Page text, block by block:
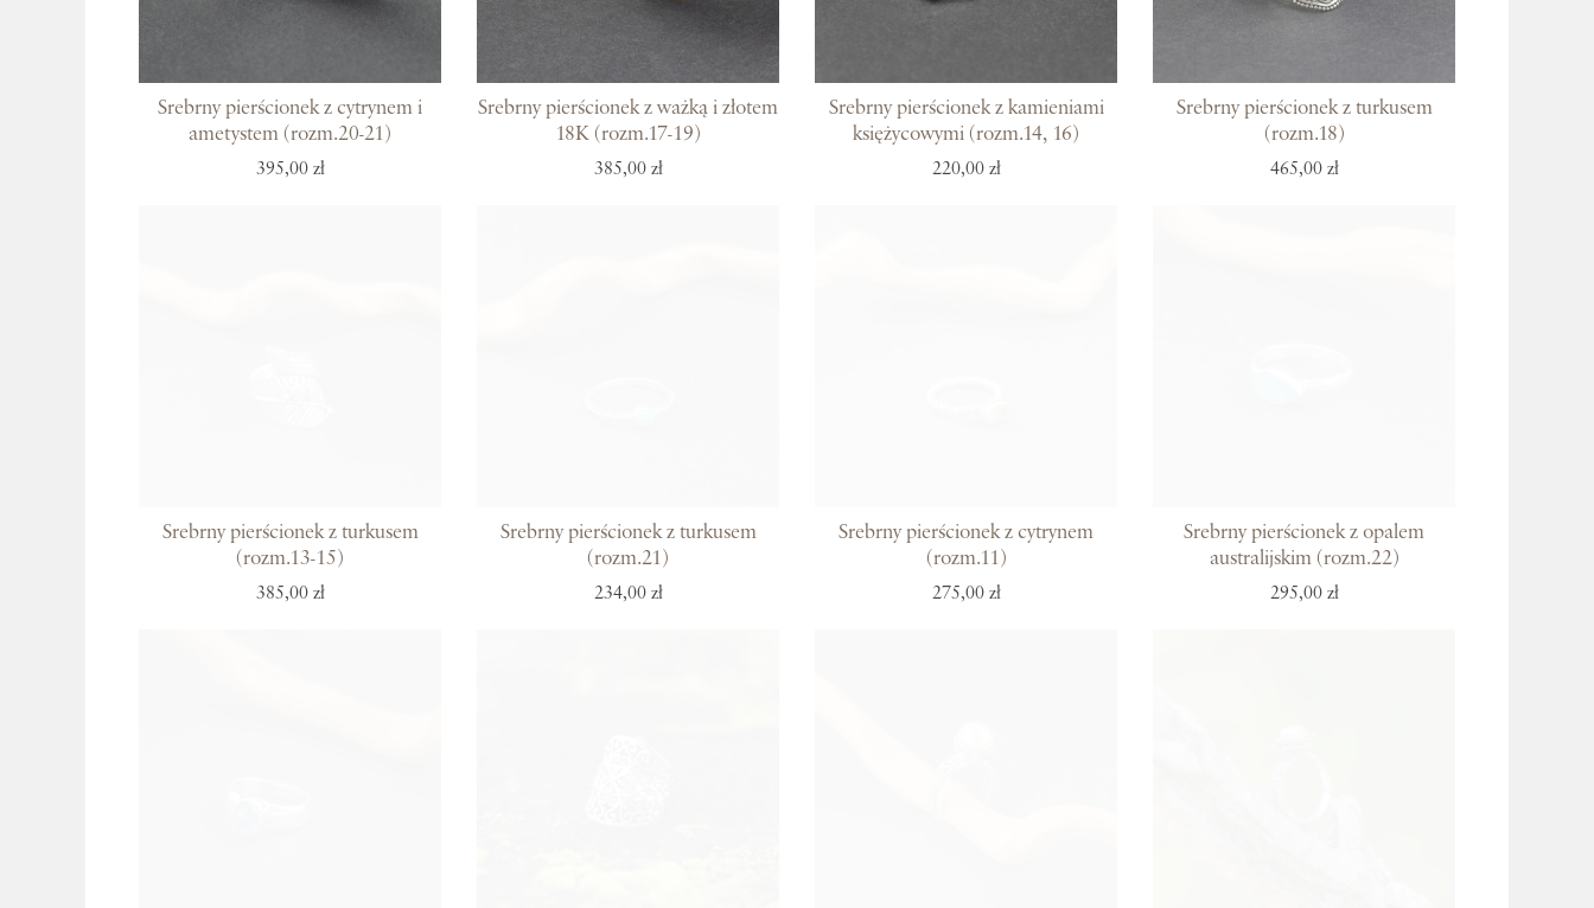
Woreczki na biżuterię
Srebrny pierścionek z cytrynem i
ametystem (rozm.20-21)
395,00 zł
Srebrny pierścionek z ważką i złotem
18K (rozm.17-19)
385,00 zł
Srebrny pierścionek z kamieniami
księżycowymi (rozm.14, 16)
220,00 zł
Srebrny pierścionek z turkusem
(rozm.18)
465,00 zł
Srebrny pierścionek z turkusem
(rozm.13-15)
385,00 zł
Srebrny pierścionek z turkusem
(rozm.21)
234,00 zł
Srebrny pierścionek z cytrynem
(rozm.11)
275,00 zł
Srebrny pierścionek z opalem
australijskim (rozm.22)
295,00 zł